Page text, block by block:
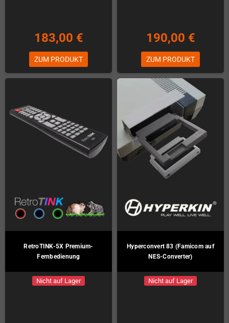
183,00 €
ZUM PRODUKT
190,00 €
ZUM PRODUKT
RetroTINK-5X Premium-
Fernbedienung
Nicht auf Lager
Hyperconvert 83 (Famicom auf
NES-Converter)
Nicht auf Lager